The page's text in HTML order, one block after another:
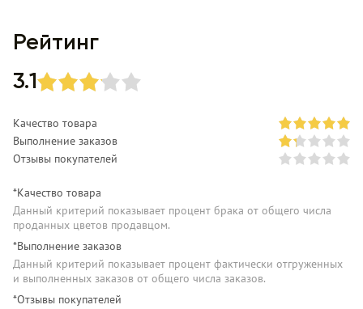
Рейтинг
3.1
Качество товара
Выполнение заказов
Отзывы покупателей
*Качество товара
Данный критерий показывает процент брака от общего числа
проданных цветов продавцом.
*Выполнение заказов
Данный критерий показывает процент фактически отгруженных
и выполненных заказов от общего числа заказов.
*Отзывы покупателей